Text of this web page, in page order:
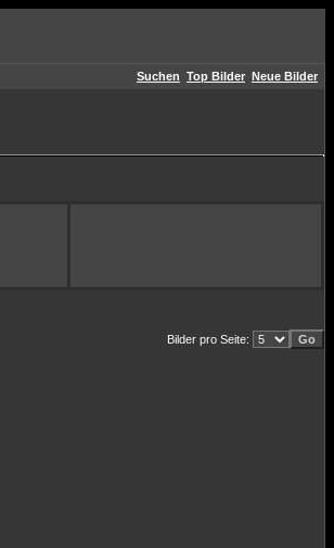
Suchen Top Bilder Neue Bilder
Bilder pro Seite: